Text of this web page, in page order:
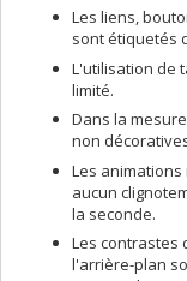
Les liens,
sont étiquetés
L'utilisation de
limité.
Dans la
non
Les
aucun
la seconde.
Les contrastes
l'arrière-plan